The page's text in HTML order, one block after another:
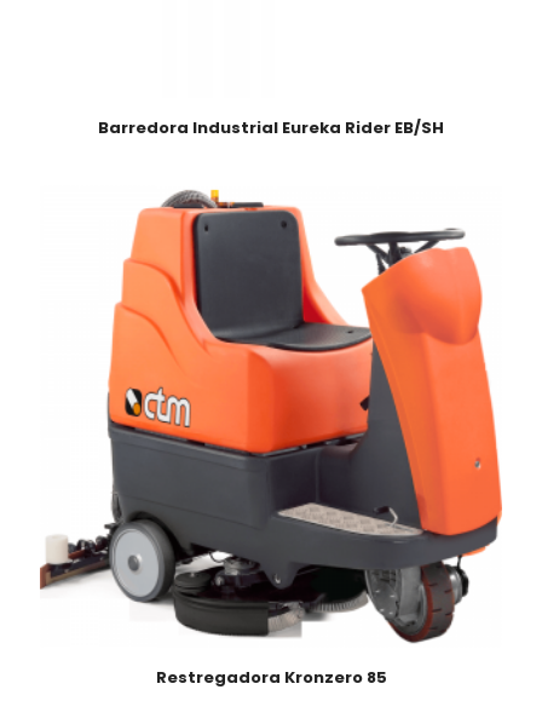
Barredora Industrial Eureka Rider EB/SH
Restregadora Kronzero 85